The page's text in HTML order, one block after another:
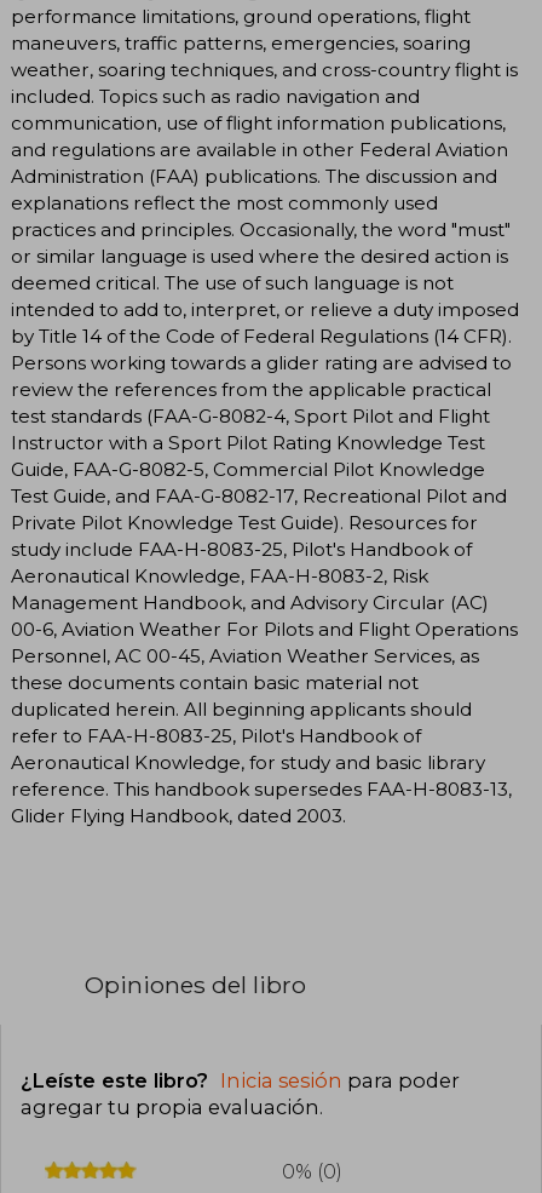
performance limitations, ground operations, flight
maneuvers, traffic patterns, emergencies, soaring
weather, soaring techniques, and cross-country flight is
included. Topics such as radio navigation and
communication, use of flight information publications,
and regulations are available in other Federal Aviation
Administration (FAA) publications. The discussion and
explanations reflect the most commonly used
practices and principles. Occasionally, the word "must"
or similar language is used where the desired action is
deemed critical. The use of such language is not
intended to add to, interpret, or relieve a duty imposed
by Title 14 of the Code of Federal Regulations (14 CFR).
Persons working towards a glider rating are advised to
review the references from the applicable practical
test standards (FAA-G-8082-4, Sport Pilot and Flight
Instructor with a Sport Pilot Rating Knowledge Test
Guide, FAA-G-8082-5, Commercial Pilot Knowledge
Test Guide, and FAA-G-8082-17, Recreational Pilot and
Private Pilot Knowledge Test Guide). Resources for
study include FAA-H-8083-25, Pilot's Handbook of
Aeronautical Knowledge, FAA-H-8083-2, Risk
Management Handbook, and Advisory Circular (AC)
00-6, Aviation Weather For Pilots and Flight Operations
Personnel, AC 00-45, Aviation Weather Services, as
these documents contain basic material not
duplicated herein. All beginning applicants should
refer to FAA-H-8083-25, Pilot's Handbook of
Aeronautical Knowledge, for study and basic library
reference. This handbook supersedes FAA-H-8083-13,
Glider Flying Handbook, dated 2003.
Opiniones del libro
¿Leíste este libro? Inicia sesión para poder
agregar tu propia evaluación.
0% (0)